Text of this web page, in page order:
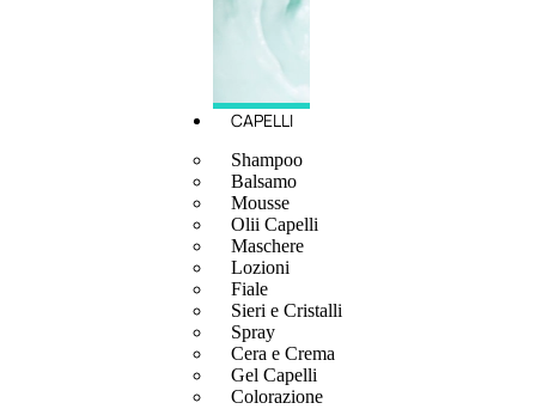
CAPELLI
Shampoo
Balsamo
Mousse
Olii Capelli
Maschere
Lozioni
Fiale
Sieri e Cristalli
Spray
Cera e Crema
Gel Capelli
Colorazione